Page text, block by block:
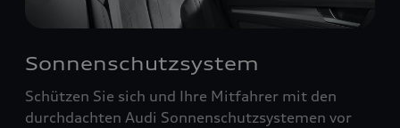
Sonnenschutzsystem
Schützen Sie sich und Ihre Mitfahrer mit den
durchdachten Audi Sonnenschutzsystemen vor